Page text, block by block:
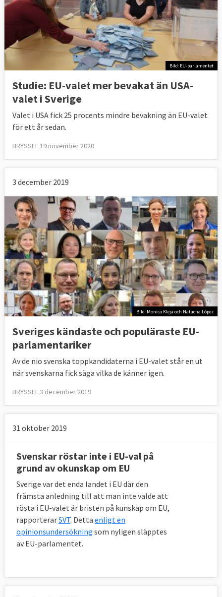
Bild: EU-parlamentet
Studie: EU-valet mer bevakat än USA-
valet i Sverige
Valet i USA fick 25 procents mindre bevakning än EU-valet
för ett år sedan.
BRYSSEL 19 november 2020
3 december 2019
Bild: Monica Kleja och Natacha López
Sveriges kändaste och populäraste EU-
parlamentariker
Av de nio svenska toppkandidaterna i EU-valet står en ut
när svenskarna fick säga vilka de känner igen.
BRYSSEL 3 december 2019
31 oktober 2019
Svenskar röstar inte i EU-val på
grund av okunskap om EU
Sverige var det enda landet i EU där den
främsta anledning till att man inte valde att
rösta i EU-valet är bristen på kunskap om EU,
rapporterarSVT. Detta enligt en
opinionsundersökning som nyligen släpptes
av EU-parlamentet.